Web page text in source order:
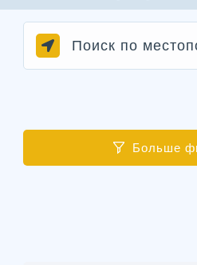
Больше